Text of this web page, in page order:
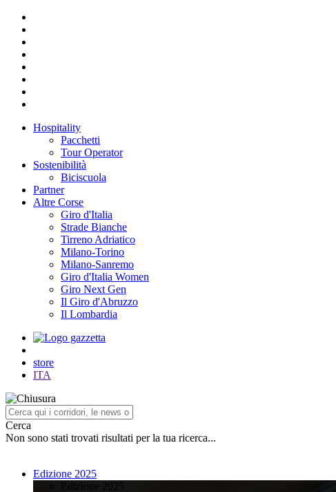
Hospitality
Pacchetti
Tour Operator
Sostenibilità
Biciscuola
Partner
Altre Corse
Giro d'Italia
Strade Bianche
Tirreno Adriatico
Milano-Torino
Milano-Sanremo
Giro d'Italia Women
Giro Next Gen
Il Giro d'Abruzzo
Il Lombardia
store
ITA
Cerca
Non sono stati trovati risultati per la tua ricerca...
Edizione 2025